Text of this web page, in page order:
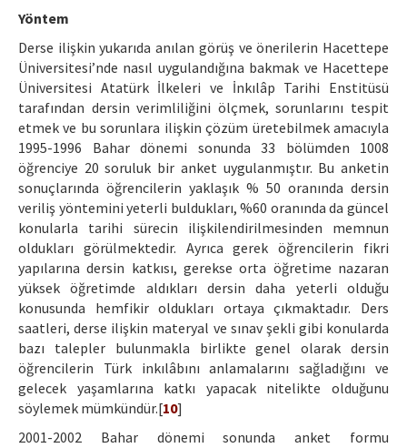
Yöntem
Derse ilişkin yukarıda anılan görüş ve önerilerin Hacettepe
Üniversitesi’nde nasıl uygulandığına bakmak ve Hacettepe
Üniversitesi Atatürk İlkeleri ve İnkılâp Tarihi Enstitüsü
tarafından dersin verimliliğini ölçmek, sorunlarını tespit
etmek ve bu sorunlara ilişkin çözüm üretebilmek amacıyla
1995-1996 Bahar dönemi sonunda 33 bölümden 1008
öğrenciye 20 soruluk bir anket uygulanmıştır. Bu anketin
sonuçlarında öğrencilerin yaklaşık % 50 oranında dersin
veriliş yöntemini yeterli buldukları, %60 oranında da güncel
konularla tarihi sürecin ilişkilendirilmesinden memnun
oldukları görülmektedir. Ayrıca gerek öğrencilerin fikri
yapılarına dersin katkısı, gerekse orta öğretime nazaran
yüksek öğretimde aldıkları dersin daha yeterli olduğu
konusunda hemfikir oldukları ortaya çıkmaktadır. Ders
saatleri, derse ilişkin materyal ve sınav şekli gibi konularda
bazı talepler bulunmakla birlikte genel olarak dersin
öğrencilerin Türk inkılâbını anlamalarını sağladığını ve
gelecek yaşamlarına katkı yapacak nitelikte olduğunu
söylemek mümkündür.[10]
2001-2002 Bahar dönemi sonunda anket formu